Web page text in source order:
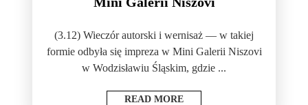
(3.12) Wieczór autorski i wernisaż — w takiej
formie odbyła się impreza w Mini Galerii Niszovi
w Wodzisławiu Śląskim, gdzie ...
READ MORE